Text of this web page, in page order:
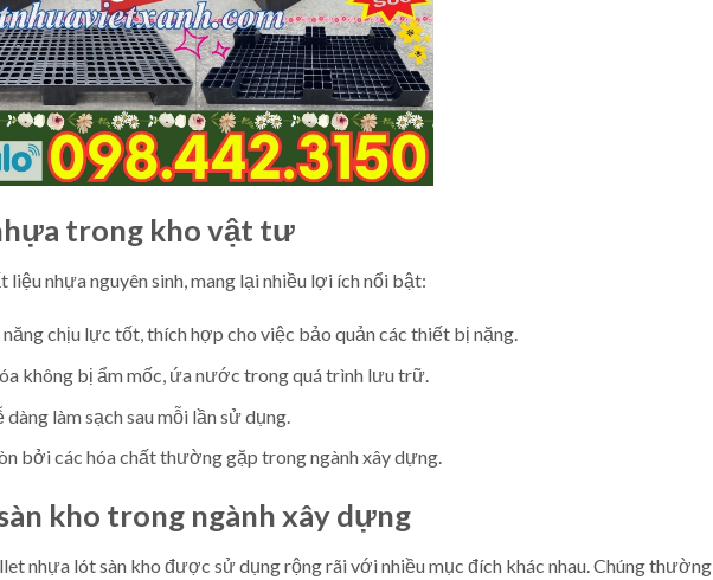
trong kho vật tư
nhựa nguyên sinh, mang lại nhiều lợi ích nổi bật:
chịu lực tốt, thích hợp cho việc bảo quản các thiết bị nặng.
không bị ẩm mốc, ứa nước trong quá trình lưu trữ.
làm sạch sau mỗi lần sử dụng.
bởi các hóa chất thường gặp trong ngành xây dựng.
kho trong ngành xây dựng
nhựa lót sàn kho được sử dụng rộng rãi với nhiều mục đích khác nhau. Chúng thường